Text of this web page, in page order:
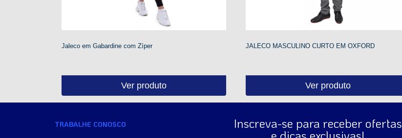
Jaleco em Gabardine com Zíper
Ver produto
JALECO MASCULINO CURTO EM OXFORD
Ver produto
TRABALHE CONOSCO Inscreva-se para receber ofertas